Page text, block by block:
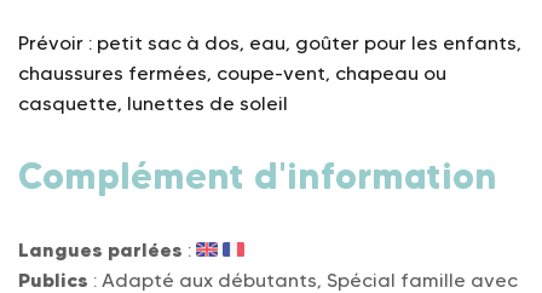
Prévoir : petit sac à dos, eau, goûter pour les enfants,
chaussures fermées, coupe-vent, chapeau ou
casquette, lunettes de soleil
Complément d'information
Langues parlées :
Publics : Adapté aux débutants, Spécial famille avec